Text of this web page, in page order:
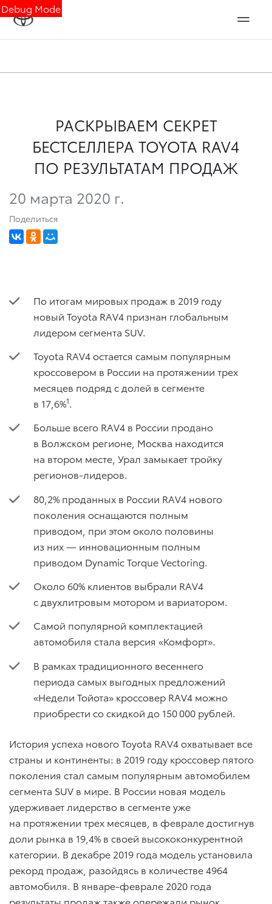
Debug Mode
РАСКРЫВАЕМ СЕКРЕТ
БЕСТСЕЛЛЕРА TOYOTA RAV4
ПО РЕЗУЛЬТАТАМ ПРОДАЖ
20 марта 2020 г.
Поделиться
По итогам мировых продаж в 2019 году
новый Toyota RAV4 признан глобальным
лидером сегмента SUV.
Toyota RAV4 остается самым популярным
кроссовером в России на протяжении трех
месяцев подряд с долей в сегменте
в 17,6%1.
Больше всего RAV4 в России продано
в Волжском регионе, Москва находится
на втором месте, Урал замыкает тройку
регионов-лидеров.
80,2% проданных в России RAV4 нового
поколения оснащаются полным
приводом, при этом около половины
из них — инновационным полным
приводом Dynamic Torque Vectoring.
Около 60% клиентов выбрали RAV4
с двухлитровым мотором и вариатором.
Самой популярной комплектацией
автомобиля стала версия «Комфорт».
В рамках традиционного весеннего
периода самых выгодных предложений
«Недели Тойота» кроссовер RAV4 можно
приобрести со скидкой до 150 000 рублей.
История успеха нового Toyota RAV4 охватывает все
страны и континенты: в 2019 году кроссовер пятого
поколения стал самым популярным автомобилем
сегмента SUV в мире. В России новая модель
удерживает лидерство в сегменте уже
на протяжении трех месяцев, в феврале достигнув
доли рынка в 19,4% в своей высококонкурентной
категории. В декабре 2019 года модель установила
рекорд продаж, разойдясь в количестве 4964
автомобиля. В январе-феврале 2020 года
результаты продаж также опережали рынок,